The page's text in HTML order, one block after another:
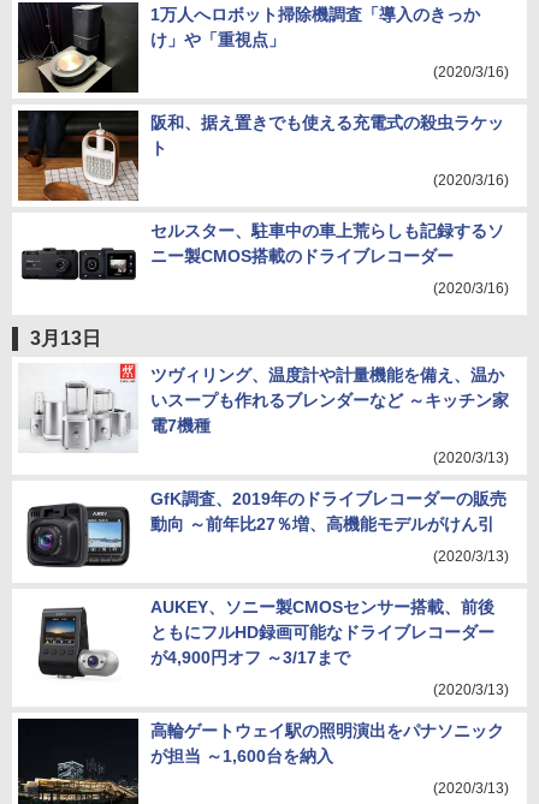
1万人へロボット掃除機調査「導入のきっか
け」や「重視点」
(2020/3/16)
阪和、据え置きでも使える充電式の殺虫ラケッ
ト
(2020/3/16)
セルスター、駐車中の車上荒らしも記録するソ
ニー製CMOS搭載のドライブレコーダー
(2020/3/16)
3月13日
ツヴィリング、温度計や計量機能を備え、温か
いスープも作れるブレンダーなど ～キッチン家
電7機種
(2020/3/13)
GfK調査、2019年のドライブレコーダーの販売
動向 ～前年比27％増、高機能モデルがけん引
(2020/3/13)
AUKEY、ソニー製CMOSセンサー搭載、前後
ともにフルHD録画可能なドライブレコーダー
が4,900円オフ ～3/17まで
(2020/3/13)
高輪ゲートウェイ駅の照明演出をパナソニック
が担当 ～1,600台を納入
(2020/3/13)